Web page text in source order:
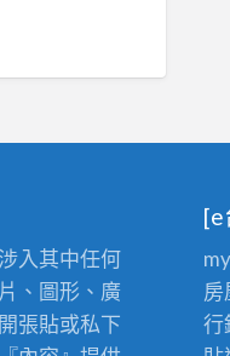
入其中任何
、圖形、廣
張貼或私下
[e
房
行